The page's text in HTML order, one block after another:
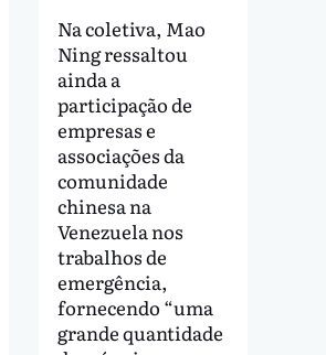
Na coletiva, Mao
Ning ressaltou
ainda a
participação de
empresas e
associações da
comunidade
chinesa na
Venezuela nos
trabalhos de
emergência,
fornecendo “uma
grande quantidade